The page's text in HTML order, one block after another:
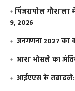
​पिंजरापोल गौशाला
9, 2026
जनगणना 2027 का
आशा भोसले का
आईएएस के तबादले: